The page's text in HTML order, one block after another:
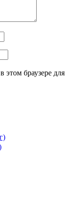
этом браузере для